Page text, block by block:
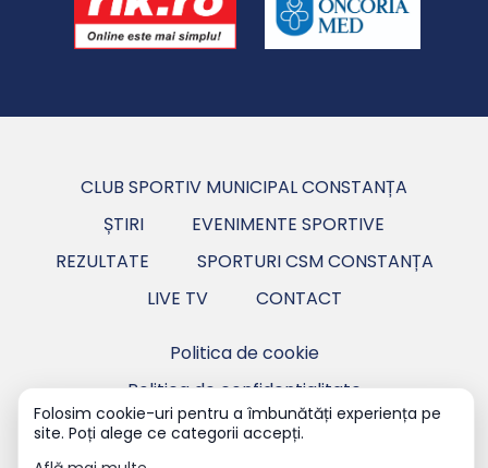
CLUB SPORTIV MUNICIPAL CONSTANȚA
ȘTIRI
EVENIMENTE SPORTIVE
REZULTATE
SPORTURI CSM CONSTANȚA
LIVE TV
CONTACT
Politica de cookie
Politica de confidentialitate
Copyright ©2026 CSM Constanța - Club Sportiv
Folosim cookie-uri pentru a îmbunătăți experiența pe
site. Poți alege ce categorii accepți.